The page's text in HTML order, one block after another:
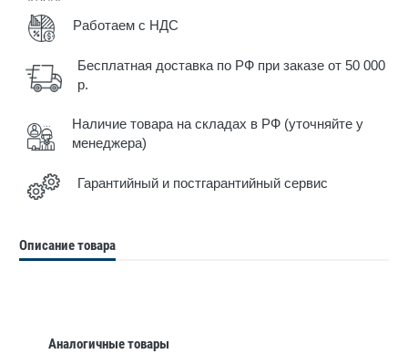
Работаем с НДС
Бесплатная доставка по РФ при заказе от 50 000
р.
Наличие товара на складах в РФ (уточняйте у
менеджера)
Гарантийный и постгарантийный сервис
Описание товара
Аналогичные товары